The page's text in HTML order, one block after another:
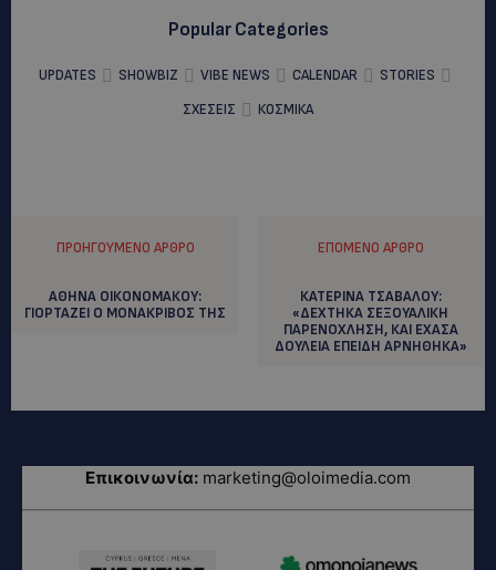
Popular Categories
UPDATES SHOWBIZ VIBE NEWS CALENDAR
STORIES
ΣΧΕΣΕΙΣ
ΚΟΣΜΙΚΑ
ΠΡΟΗΓΟΎΜΕΝΟ ΆΡΘΡΟ
ΑΘΗΝΑ ΟΙΚΟΝΟΜΑΚΟΥ:
ΓΙΟΡΤΑΖΕΙ Ο ΜΟΝΑΚΡΙΒΟΣ ΤΗΣ
ΕΠΌΜΕΝΟ ΆΡΘΡΟ
ΚΑΤΕΡΙΝΑ ΤΣΑΒΑΛΟΥ:
«ΔΕΧΤΗΚΑ ΣΕΞΟΥΑΛΙΚΗ
ΠΑΡΕΝΟΧΛΗΣΗ, ΚΑΙ ΕΧΑΣΑ
ΔΟΥΛΕΙΑ ΕΠΕΙΔΗ ΑΡΝΗΘΗΚΑ»
Επικοινωνία: marketing@oloimedia.com